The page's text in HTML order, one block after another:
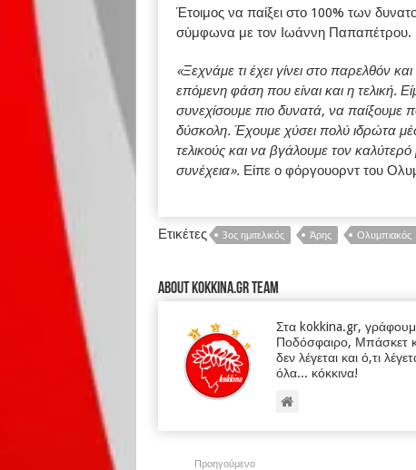
Έτοιμος να παίξει στο 100% των
σύμφωνα με τον Ιωάννη Παπαπέτρου.
«Ξεχνάμε τι έχει γίνει στο παρελθόν
επόμενη φάση που είναι και η τελική.
συνεχίσουμε πιο δυνατά, να παίξουμε
δύσκολη. Έχουμε χύσει πολύ ιδρώτα
τελικούς και να βγάλουμε τον
συνέχεια». Είπε ο φόργουορντ του
Ετικέτες 3ος ημιτελικός Άρης Ολυμπιακός
About kokkina.gr TEAM
Στα kokkina.gr,
Ποδόσφαιρο, Μπάσκετ
δεν λέγεται και ό,τι
όλα... κόκκινα!
Προηγούμενο